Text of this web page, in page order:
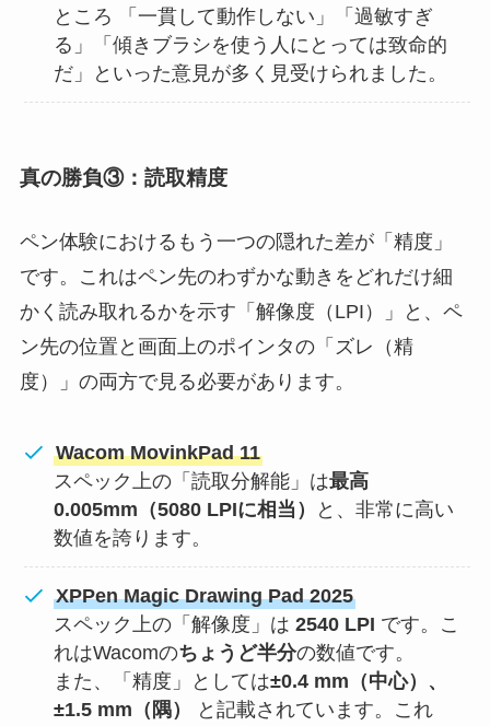
ところ 「一貫して動作しない」「過敏すぎ
る」「傾きブラシを使う人にとっては致命的
だ」といった意見が多く見受けられました。
真の勝負③：読取精度
ペン体験におけるもう一つの隠れた差が「精度」
です。これはペン先のわずかな動きをどれだけ細
かく読み取れるかを示す「解像度（LPI）」と、ペ
ン先の位置と画面上のポインタの「ズレ（精
度）」の両方で見る必要があります。
Wacom MovinkPad 11
スペック上の「読取分解能」は最高
0.005mm（5080 LPIに相当）
と、非常に高い
数値を誇ります。
XPPen Magic Drawing Pad 2025
スペック上の「解像度」は2540 LPI です。こ
れはWacomのちょうど半分の数値です。
また、「精度」としては±0.4 mm（中心）、
±1.5 mm（隅）
と記載されています。これ